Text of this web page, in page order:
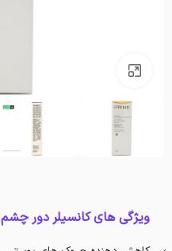
ویژگی های کانسیلر دور چشم SPF25 پرایم :